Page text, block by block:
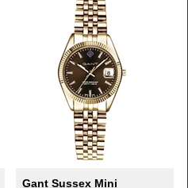
Gant Sussex Mini